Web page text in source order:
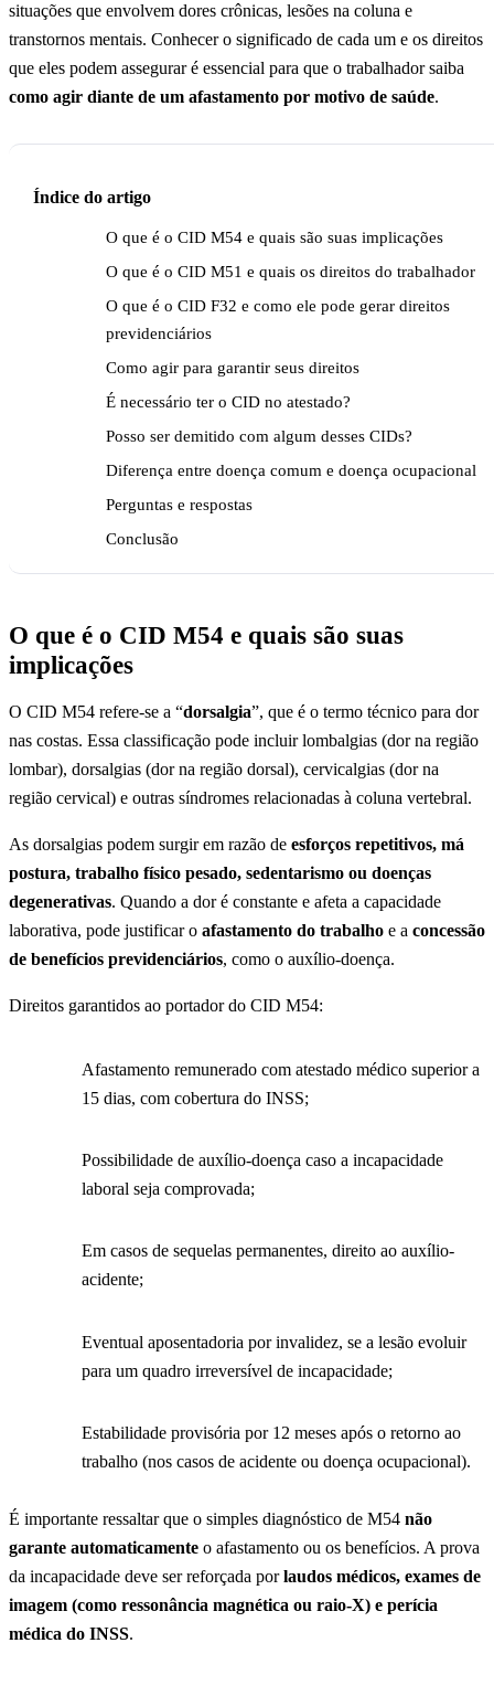
situações que envolvem dores crônicas, lesões na coluna e
transtornos mentais. Conhecer o significado de cada um e os direitos
que eles podem assegurar é essencial para que o trabalhador saiba
como agir diante de um afastamento por motivo de saúde.
Índice do artigo
O que é o CID M54 e quais são suas implicações
O que é o CID M51 e quais os direitos do trabalhador
O que é o CID F32 e como ele pode gerar direitos
previdenciários
Como agir para garantir seus direitos
É necessário ter o CID no atestado?
Posso ser demitido com algum desses CIDs?
Diferença entre doença comum e doença ocupacional
Perguntas e respostas
Conclusão
O que é o CID M54 e quais são suas
implicações
O CID M54 refere-se a “dorsalgia”, que é o termo técnico para dor
nas costas. Essa classificação pode incluir lombalgias (dor na região
lombar), dorsalgias (dor na região dorsal), cervicalgias (dor na
região cervical) e outras síndromes relacionadas à coluna vertebral.
As dorsalgias podem surgir em razão de esforços repetitivos, má
postura, trabalho físico pesado, sedentarismo ou doenças
degenerativas. Quando a dor é constante e afeta a capacidade
laborativa, pode justificar o afastamento do trabalho e a concessão
de benefícios previdenciários, como o auxílio-doença.
Direitos garantidos ao portador do CID M54:
Afastamento remunerado com atestado médico superior a
15 dias, com cobertura do INSS;
Possibilidade de auxílio-doença caso a incapacidade
laboral seja comprovada;
Em casos de sequelas permanentes, direito ao auxílio-
acidente;
Eventual aposentadoria por invalidez, se a lesão evoluir
para um quadro irreversível de incapacidade;
Estabilidade provisória por 12 meses após o retorno ao
trabalho (nos casos de acidente ou doença ocupacional).
É importante ressaltar que o simples diagnóstico de M54 não
garante automaticamente o afastamento ou os benefícios. A prova
da incapacidade deve ser reforçada porlaudos médicos, exames de
imagem (como ressonância magnética ou raio-X) e perícia
médica do INSS.